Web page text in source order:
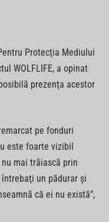
Protecţia Mediului
WOLFLIFE, a opinat
prezenţa acestor
pe fonduri
este foarte vizibil
mai trăiască prin
întrebaţi un pădurar şi
că ei nu există”,